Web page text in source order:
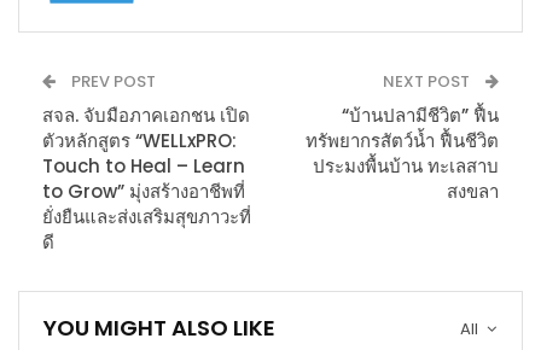
PREV POST
สจล. จับมือภาคเอกชน เปิด
ตัวหลักสูตร “WELLxPRO:
Touch to Heal – Learn
to Grow” มุ่งสร้างอาชีพที่
ยั่งยืนและส่งเสริมสุขภาวะที่
ดี
NEXT POST
“บ้านปลามีชีวิต” ฟื้น
ทรัพยากรสัตว์น้ำ ฟื้นชีวิต
ประมงพื้นบ้าน ทะเลสาบ
สงขลา
All
YOU MIGHT ALSO LIKE